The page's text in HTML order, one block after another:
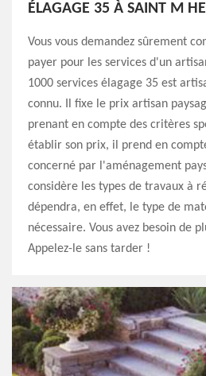
ÉLAGAGE 35 À SAINT M
Vous vous demandez sûrement
payer pour les services d'un
1000 services élagage 35 est
connu. Il fixe le prix artisan
prenant en compte des critères
établir son prix, il prend en
concerné par l'aménagement
considère les types de travaux à
dépendra, en effet, le type de
nécessaire. Vous avez besoin de
Appelez-le sans tarder !